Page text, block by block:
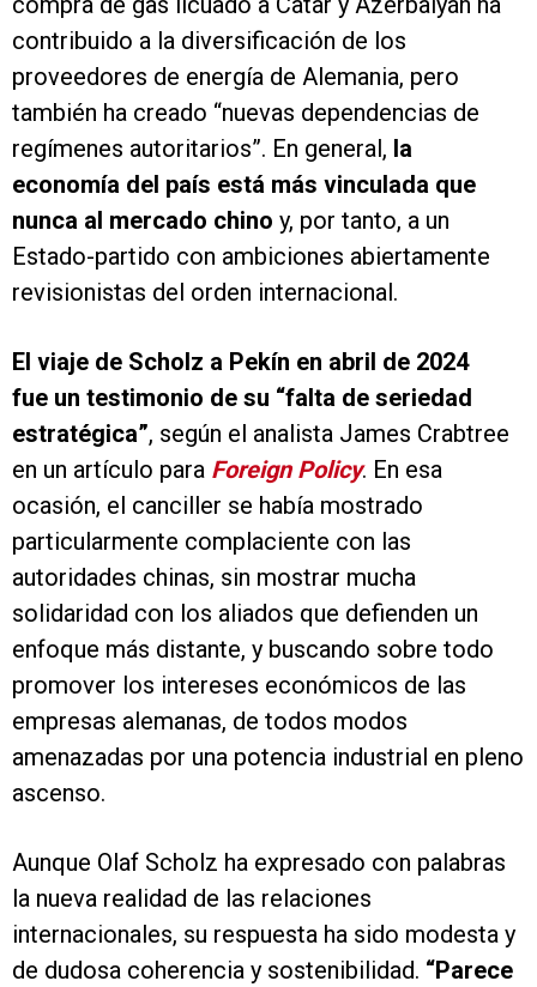
contribuido a la diversificación de los
proveedores de energía de Alemania, pero
también ha creado “nuevas dependencias de
regímenes autoritarios”. En general, la
economía del país está más vinculada que
nunca al mercado chino y, por tanto, a un
Estado-partido con ambiciones abiertamente
revisionistas del orden internacional.
El viaje de Scholz a Pekín en abril de 2024
fue un testimonio de su “falta de seriedad
estratégica”, según el analista James Crabtree
en un artículo para Foreign Policy. En esa
ocasión, el canciller se había mostrado
particularmente complaciente con las
autoridades chinas, sin mostrar mucha
solidaridad con los aliados que defienden un
enfoque más distante, y buscando sobre todo
promover los intereses económicos de las
empresas alemanas, de todos modos
amenazadas por una potencia industrial en pleno
ascenso.
Aunque Olaf Scholz ha expresado con palabras
la nueva realidad de las relaciones
internacionales, su respuesta ha sido modesta y
de dudosa coherencia y sostenibilidad. “Parece